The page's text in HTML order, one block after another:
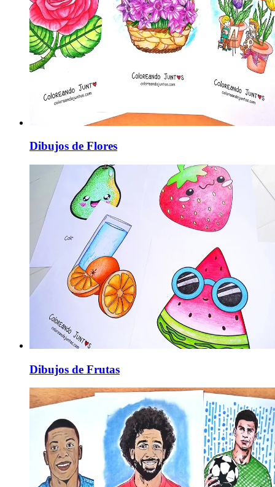
Dibujos de Flores
Dibujos de Frutas